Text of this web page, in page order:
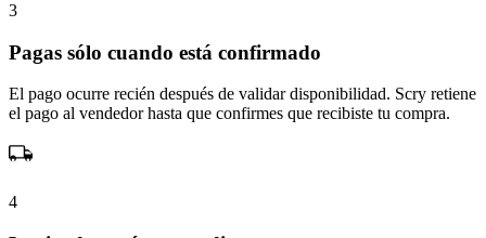
3
Pagas sólo cuando está confirmado
El pago ocurre recién después de validar disponibilidad. Scry retiene
el pago al vendedor hasta que confirmes que recibiste tu compra.
4